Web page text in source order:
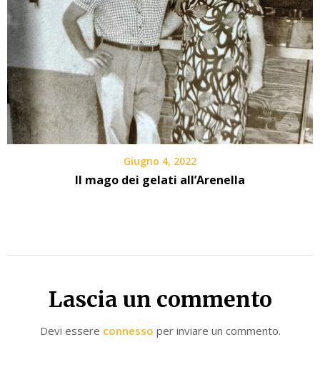
Giugno 4, 2022
Il mago dei gelati all’Arenella
Lascia un commento
Devi essere connesso per inviare un commento.